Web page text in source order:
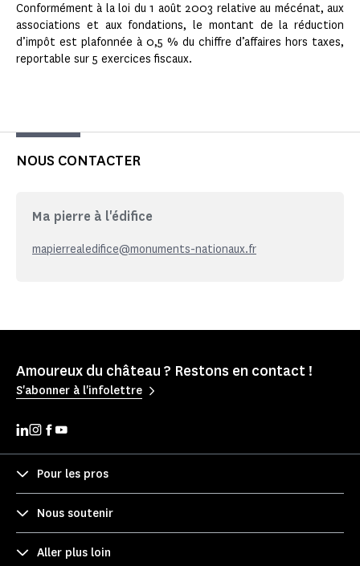
Conformément à la loi du 1 août 2003 relative au mécénat, aux
associations et aux fondations, le montant de la réduction
d’impôt est plafonnée à 0,5 % du chiffre d’affaires hors taxes,
reportable sur 5 exercices fiscaux.
NOUS CONTACTER
Ma pierre à l'édifice
mapierrealedifice@monuments-nationaux.fr
Amoureux du château ? Restons en contact !
S'abonner à l'infolettre
Pour les pros
Nous soutenir
Aller plus loin